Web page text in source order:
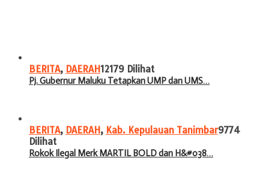
BERITA, DAERAH12179 Dilihat
Pj. Gubernur Maluku Tetapkan UMP dan UMS…
BERITA, DAERAH, Kab. Kepulauan Tanimbar9774
Dilihat
Rokok Ilegal Merk MARTIL BOLD dan H&#038…